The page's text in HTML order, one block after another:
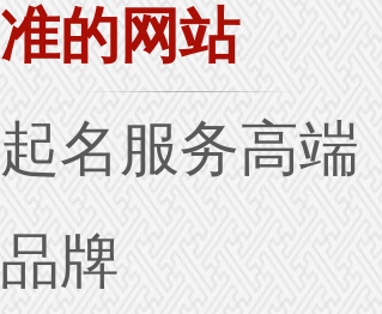
准的网站
起名服务高端
品牌